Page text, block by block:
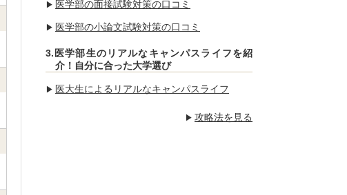
医学部の面接試験対策の口コミ
医学部の小論文試験対策の口コミ
3.医学部生のリアルなキャンパスライフを紹
介！自分に合った大学選び
医大生によるリアルなキャンパスライフ
攻略法を見る